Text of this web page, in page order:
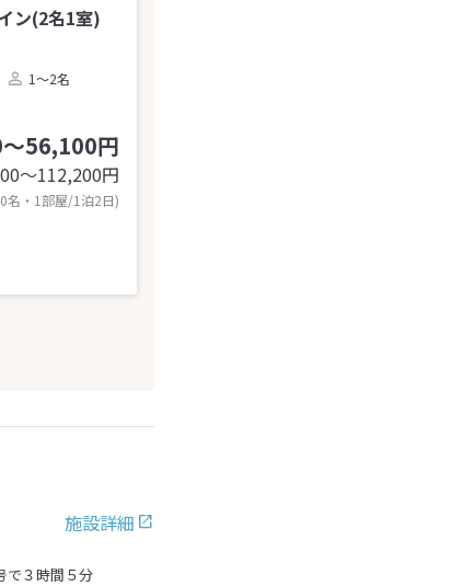
ン(2名1室)
1～2名
56,100円
〜112,200円
名・1部屋/1泊2日)
施設詳細
で３時間５分